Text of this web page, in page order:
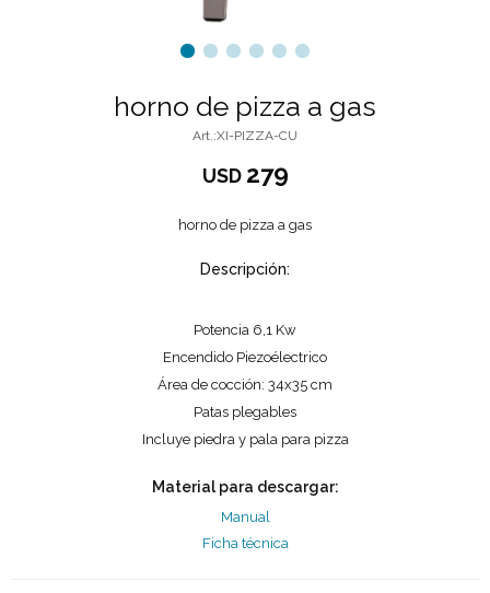
horno de pizza a gas
XI-PIZZA-CU
USD 279
horno de pizza a gas
Descripción:
Potencia 6,1 Kw
Encendido Piezoélectrico
Área de cocción: 34x35 cm
Patas plegables
Incluye piedra y pala para pizza
Material para descargar:
Manual
Ficha técnica